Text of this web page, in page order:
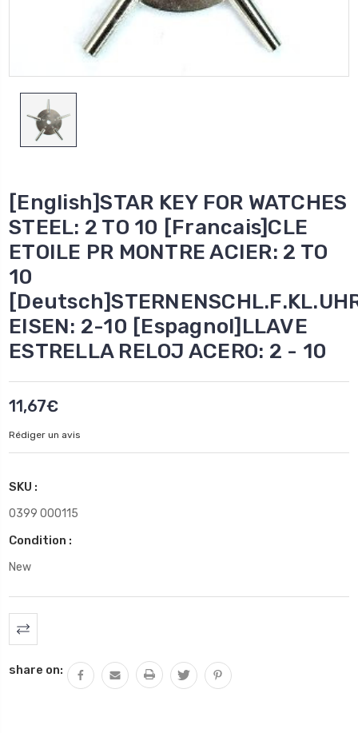
[English]STAR KEY FOR WATCHES
STEEL: 2 TO 10 [Francais]CLE
ETOILE PR MONTRE ACIER: 2 TO
10
EISEN: 2-10 [Espagnol]LLAVE
ESTRELLA RELOJ ACERO: 2 - 10
11,67€
Rédiger un avis
SKU :
0399 000115
Condition :
New
Stock
actuel
share on: